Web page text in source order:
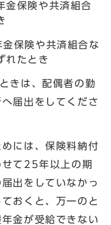
金保険や共済組合
保険や共済組合な
れたとき
きは、配偶者の勤
届出をしてくださ
には、保険料納付
て25年以上の期
出をしていなかっ
おくと、万一のと
金が受給できない